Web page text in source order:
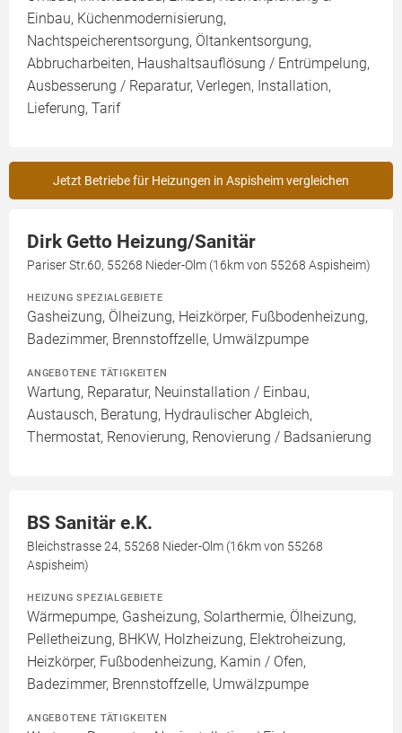
Einbau, Küchenmodernisierung,
Nachtspeicherentsorgung, Öltankentsorgung,
Abbrucharbeiten, Haushaltsauflösung / Entrümpelung,
Ausbesserung / Reparatur, Verlegen, Installation,
Lieferung, Tarif
Jetzt Betriebe für Heizungen in Aspisheim vergleichen
Dirk Getto Heizung/Sanitär
Pariser Str.60, 55268 Nieder-Olm (16km von 55268 Aspisheim)
HEIZUNG SPEZIALGEBIETE
Gasheizung, Ölheizung, Heizkörper, Fußbodenheizung,
Badezimmer, Brennstoffzelle, Umwälzpumpe
ANGEBOTENE TÄTIGKEITEN
Wartung, Reparatur, Neuinstallation / Einbau,
Austausch, Beratung, Hydraulischer Abgleich,
Thermostat, Renovierung, Renovierung / Badsanierung
BS Sanitär e.K.
Bleichstrasse 24, 55268 Nieder-Olm (16km von 55268
Aspisheim)
HEIZUNG SPEZIALGEBIETE
Wärmepumpe, Gasheizung, Solarthermie, Ölheizung,
Pelletheizung, BHKW, Holzheizung, Elektroheizung,
Heizkörper, Fußbodenheizung, Kamin / Ofen,
Badezimmer, Brennstoffzelle, Umwälzpumpe
ANGEBOTENE TÄTIGKEITEN